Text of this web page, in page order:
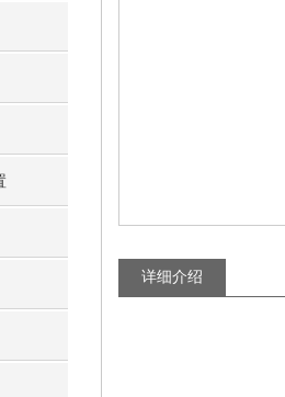
详细介绍